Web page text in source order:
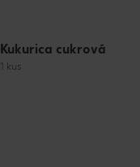
Kukurica cukrová
1 kus